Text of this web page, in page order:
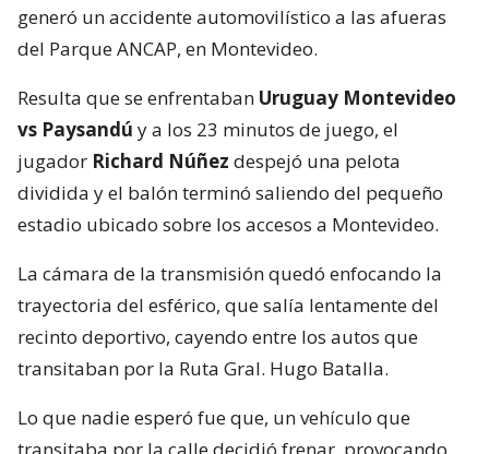
generó un accidente automovilístico a las afueras
del Parque ANCAP, en Montevideo.
Resulta que se enfrentaban Uruguay Montevideo
vs Paysandú y a los 23 minutos de juego, el
jugador Richard Núñez despejó una pelota
dividida y el balón terminó saliendo del pequeño
estadio ubicado sobre los accesos a Montevideo.
La cámara de la transmisión quedó enfocando la
trayectoria del esférico, que salía lentamente del
recinto deportivo, cayendo entre los autos que
transitaban por la Ruta Gral. Hugo Batalla.
Lo que nadie esperó fue que, un vehículo que